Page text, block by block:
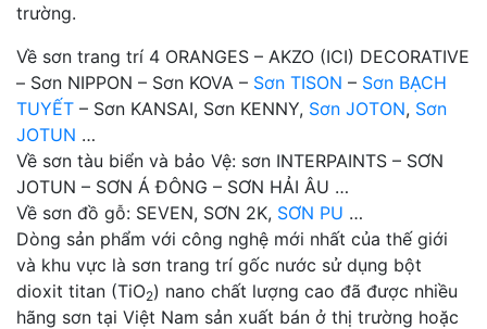
trường.
Về sơn trang trí 4 ORANGES – AKZO (ICI) DECORATIVE
– Sơn NIPPON – Sơn KOVA – Sơn TISON – Sơn BẠCH
TUYẾT – Sơn KANSAI, Sơn KENNY, Sơn JOTON, Sơn
JOTUN …
Về sơn tàu biển và bảo Vệ: sơn INTERPAINTS – SƠN
JOTUN – SƠN Á ĐÔNG – SƠN HẢI ÂU …
Về sơn đồ gỗ: SEVEN, SƠN 2K, SƠN PU …
Dòng sản phẩm với công nghệ mới nhất của thế giới
và khu vực là sơn trang trí gốc nước sử dụng bột
dioxit titan (TiO2) nano chất lượng cao đã được nhiều
hãng sơn tại Việt Nam sản xuất bán ở thị trường hoặc